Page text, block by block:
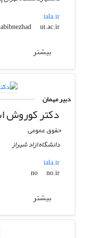
iala.ir
a.habibnezhad
ut.ac.ir
بیشتر
دبیر مهمان
دکتر کوروش
حقوق عمومی
دانشگاه ازاد شیراز
iala.ir
no
no.ir
بیشتر